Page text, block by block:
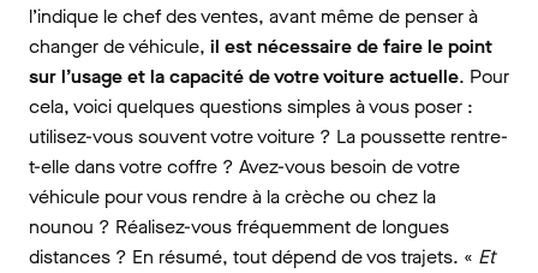
l’indique le chef des ventes, avant même de penser à
changer de véhicule, il est nécessaire de faire le point
sur l’usage et la capacité de votre voiture actuelle. Pour
cela, voici quelques questions simples à vous poser :
utilisez-vous souvent votre voiture ? La poussette rentre-
t-elle dans votre coffre ? Avez-vous besoin de votre
véhicule pour vous rendre à la crèche ou chez la
nounou ? Réalisez-vous fréquemment de longues
distances ? En résumé, tout dépend de vos trajets. « Et